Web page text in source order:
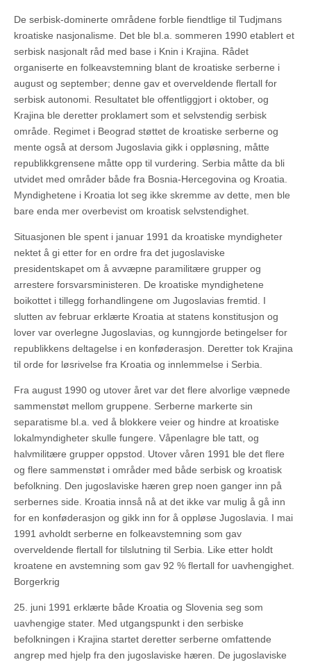
De serbisk-dominerte områdene forble fiendtlige til Tudjmans
kroatiske nasjonalisme. Det ble bl.a. sommeren 1990 etablert et
serbisk nasjonalt råd med base i Knin i Krajina. Rådet
organiserte en folkeavstemning blant de kroatiske serberne i
august og september; denne gav et overveldende flertall for
serbisk autonomi. Resultatet ble offentliggjort i oktober, og
Krajina ble deretter proklamert som et selvstendig serbisk
område. Regimet i Beograd støttet de kroatiske serberne og
mente også at dersom Jugoslavia gikk i oppløsning, måtte
republikkgrensene måtte opp til vurdering. Serbia måtte da bli
utvidet med områder både fra Bosnia-Hercegovina og Kroatia.
Myndighetene i Kroatia lot seg ikke skremme av dette, men ble
bare enda mer overbevist om kroatisk selvstendighet.
Situasjonen ble spent i januar 1991 da kroatiske myndigheter
nektet å gi etter for en ordre fra det jugoslaviske
presidentskapet om å avvæpne paramilitære grupper og
arrestere forsvarsministeren. De kroatiske myndighetene
boikottet i tillegg forhandlingene om Jugoslavias fremtid. I
slutten av februar erklærte Kroatia at statens konstitusjon og
lover var overlegne Jugoslavias, og kunngjorde betingelser for
republikkens deltagelse i en konføderasjon. Deretter tok Krajina
til orde for løsrivelse fra Kroatia og innlemmelse i Serbia.
Fra august 1990 og utover året var det flere alvorlige væpnede
sammenstøt mellom gruppene. Serberne markerte sin
separatisme bl.a. ved å blokkere veier og hindre at kroatiske
lokalmyndigheter skulle fungere. Våpenlagre ble tatt, og
halvmilitære grupper oppstod. Utover våren 1991 ble det flere
og flere sammenstøt i områder med både serbisk og kroatisk
befolkning. Den jugoslaviske hæren grep noen ganger inn på
serbernes side. Kroatia innså nå at det ikke var mulig å gå inn
for en konføderasjon og gikk inn for å oppløse Jugoslavia. I mai
1991 avholdt serberne en folkeavstemning som gav
overveldende flertall for tilslutning til Serbia. Like etter holdt
kroatene en avstemning som gav 92 % flertall for uavhengighet.
Borgerkrig
25. juni 1991 erklærte både Kroatia og Slovenia seg som
uavhengige stater. Med utgangspunkt i den serbiske
befolkningen i Krajina startet deretter serberne omfattende
angrep med hjelp fra den jugoslaviske hæren. De jugoslaviske